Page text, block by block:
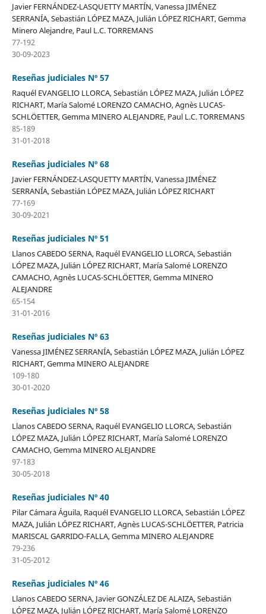
Javier FERNÁNDEZ-LASQUETTY MARTÍN, Vanessa JIMÉNEZ
SERRANÍA, Sebastián LÓPEZ MAZA, Julián LÓPEZ RICHART, Gemma
Minero Alejandre, Paul L.C. TORREMANS
77-192
30-09-2023
Reseñas judiciales Nº 57
Raquél EVANGELIO LLORCA, Sebastián LÓPEZ MAZA, Julián LÓPEZ
RICHART, María Salomé LORENZO CAMACHO, Agnès LUCAS-
SCHLÖETTER, Gemma MINERO ALEJANDRE, Paul L.C. TORREMANS
85-189
31-01-2018
Reseñas judiciales Nº 68
Javier FERNÁNDEZ-LASQUETTY MARTÍN, Vanessa JIMÉNEZ
SERRANÍA, Sebastián LÓPEZ MAZA, Julián LÓPEZ RICHART
77-169
30-09-2021
Reseñas judiciales Nº 51
Llanos CABEDO SERNA, Raquél EVANGELIO LLORCA, Sebastián
LÓPEZ MAZA, Julián LÓPEZ RICHART, María Salomé LORENZO
CAMACHO, Agnès LUCAS-SCHLÖETTER, Gemma MINERO
ALEJANDRE
65-154
31-01-2016
Reseñas judiciales Nº 63
Vanessa JIMÉNEZ SERRANÍA, Sebastián LÓPEZ MAZA, Julián LÓPEZ
RICHART, Gemma MINERO ALEJANDRE
109-180
30-01-2020
Reseñas judiciales Nº 58
Llanos CABEDO SERNA, Raquél EVANGELIO LLORCA, Sebastián
LÓPEZ MAZA, Julián LÓPEZ RICHART, María Salomé LORENZO
CAMACHO, Gemma MINERO ALEJANDRE
97-183
30-05-2018
Reseñas judiciales Nº 40
Pilar Cámara Águila, Raquél EVANGELIO LLORCA, Sebastián LÓPEZ
MAZA, Julián LÓPEZ RICHART, Agnès LUCAS-SCHLÖETTER, Patricia
MARISCAL GARRIDO-FALLA, Gemma MINERO ALEJANDRE
79-236
31-05-2012
Reseñas judiciales Nº 46
Llanos CABEDO SERNA, Javier GONZÁLEZ DE ALAIZA, Sebastián
LÓPEZ MAZA, Julián LÓPEZ RICHART, María Salomé LORENZO